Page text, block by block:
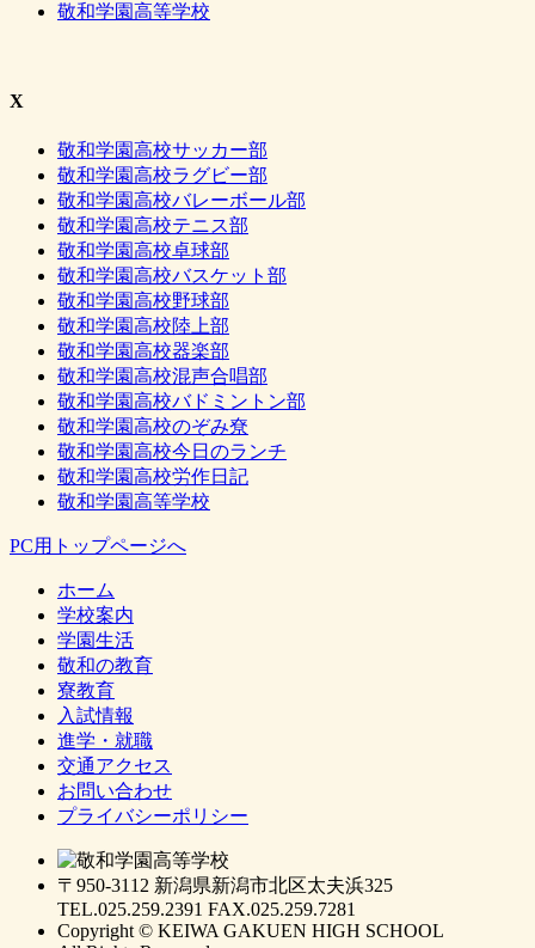
敬和学園高等学校
X
敬和学園高校サッカー部
敬和学園高校ラグビー部
敬和学園高校バレーボール部
敬和学園高校テニス部
敬和学園高校卓球部
敬和学園高校バスケット部
敬和学園高校野球部
敬和学園高校陸上部
敬和学園高校器楽部
敬和学園高校混声合唱部
敬和学園高校バドミントン部
敬和学園高校のぞみ尞
敬和学園高校今日のランチ
敬和学園高校労作日記
敬和学園高等学校
PC用トップページへ
ホーム
学校案内
学園生活
敬和の教育
寮教育
入試情報
進学・就職
交通アクセス
お問い合わせ
プライバシーポリシー
〒950-3112 新潟県新潟市北区太夫浜325
TEL.025.259.2391 FAX.025.259.7281
Copyright © KEIWA GAKUEN HIGH SCHOOL